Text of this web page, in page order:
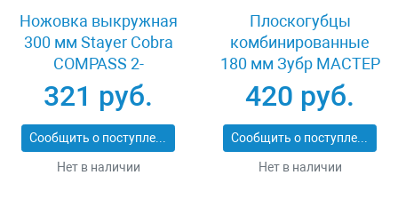
Ножовка выкружная
300 мм Stayer Cobra
COMPASS 2-
15087_z02
321 руб.
Сообщить о поступлении
Нет в наличии
Плоскогубцы
комбинированные
180 мм Зубр МАСТЕР
22015-1-18_z01
420 руб.
Сообщить о поступлении
Нет в наличии